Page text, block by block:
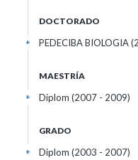
DOCTORADO
PEDECIBA BIOLOGIA
+
MAESTRÍA
Diplom (2007 - 2009)
+
GRADO
Diplom (2003 - 2007)
+